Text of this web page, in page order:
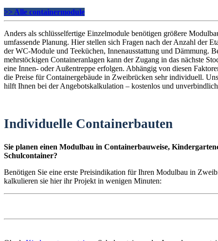
>> Alle containermodule
Anders als schlüsselfertige Einzelmodule benötigen größere
umfassende Planung. Hier stellen sich Fragen nach der Anzahl der
der WC-Module und Teeküchen, Innenausstattung und Dämmung.
mehrstöckigen Containeranlagen kann der Zugang in das nächste
eine Innen- oder Außentreppe erfolgen. Abhängig von diesen
die Preise für Containergebäude in Zweibrücken sehr individuell.
hilft Ihnen bei der Angebotskalkulation – kostenlos und
Individuelle Containerbauten
Sie planen einen Modulbau in Containerbauweise,
Schulcontainer?
Benötigen Sie eine erste Preisindikation für Ihren Modulbau in
kalkulieren sie hier ihr Projekt in wenigen Minuten: